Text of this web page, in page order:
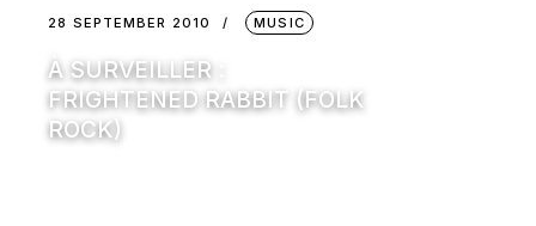
28 SEPTEMBER 2010 MUSIC
À SURVEILLER :
FRIGHTENED RABBIT (FOLK
ROCK)